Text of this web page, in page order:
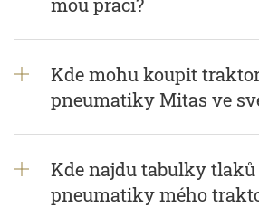
Kde mohu koupit
pneumatiky Mitas ve
Kde najdu tabulky tlaků
pneumatiky mého